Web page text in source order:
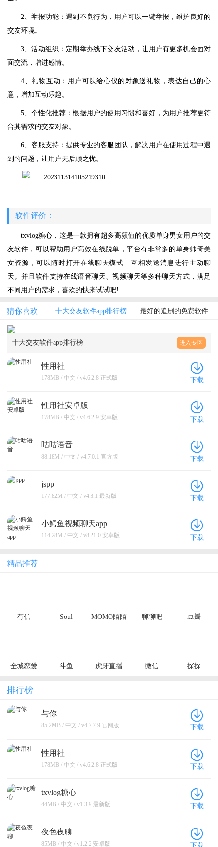
2、举报功能：遇到不良行为，用户可以一键举报，维护良好的
交友环境。
3、活动组织：定期举办线下交友活动，让用户有更多机会面对
面交流，增进感情。
4、礼物互动：用户可以给心仪的对象送礼物，表达自己的心
意，增加互动乐趣。
5、个性化推荐：根据用户的使用习惯和喜好，为用户推荐更符
合其需求的交友对象。
6、客服支持：提供专业的客服团队，解决用户在使用过程中遇
到的问题，让用户无后顾之忧。
软件评价：
txvlog糖心，这是一款拥有超多高颜值的优质单身男女用户的交
友软件，可以帮助用户高效在线脱单，平台有非常多的单身帅哥美
女资源，可以随时打开在线聊天模式，互相发送消息进行主动聊
天。并且软件支持在线语音聊天、视频聊天等多种聊天方式，满足
不同用户的需求，喜欢的快来试试吧!
猜你喜欢 十大交友软件app排行榜 最好的追剧的免费软件
十大交友软件app排行榜 进入专区
性用社
178MB / 中文 / v4.6.2.8 正式版 下载
性用社安卓版
178MB / 中文 / v4.6.2.9 安卓版 下载
咕咕语音
88.18M / 中文 / v4.7.0.1 官方版 下载
jspp
177.82M / 中文 / v4.8.1 最新版 下载
小鳄鱼视频聊天app
114.28M / 中文 / v8.21.0 安卓版 下载
精品推荐
有信 Soul MOMO陌陌 聊聊吧 豆瓣
全城恋爱 斗鱼 虎牙直播 微信 探探
排行榜
与你
85.2MB / 中文 / v4.7.7.9 官网版 下载
性用社
178MB / 中文 / v4.6.2.8 正式版 下载
txvlog糖心
44MB / 中文 / v1.3.9 最新版 下载
夜色夜聊
85MB / 中文 / v1.2.2 安卓版 下载